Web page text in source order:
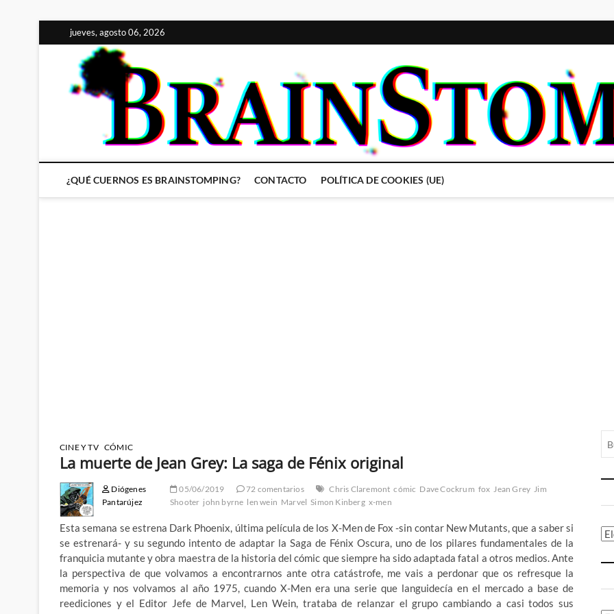
al
contenido
jueves, agosto 06, 2026
¿QUÉ CUERNOS ES BRAINSTOMPING? CONTACTO POLÍTICA DE COOKIES (UE)
CINE Y TV CÓMIC
La muerte de Jean Grey: La saga de Fénix original
Diógenes
Pantarújez
05/06/2019 72 comentarios Chris Claremont cómic Dave Cockrum fox Jean Grey Jim
Shooter john byrne len wein Marvel Simon Kinberg x-men
Esta semana se estrena Dark Phoenix, última película de los X-Men de Fox -sin contar New Mutants, que a saber si
se estrenará- y su segundo intento de adaptar la Saga de Fénix Oscura, uno de los pilares fundamentales de la
franquicia mutante y obra maestra de la historia del cómic que siempre ha sido adaptada fatal a otros medios. Ante
la perspectiva de que volvamos a encontrarnos ante otra catástrofe, me vais a perdonar que os refresque la
memoria y nos volvamos al año 1975, cuando X-Men era una serie que languidecía en el mercado a base de
reediciones y el Editor Jefe de Marvel, Len Wein, trataba de relanzar el grupo cambiando a casi todos sus